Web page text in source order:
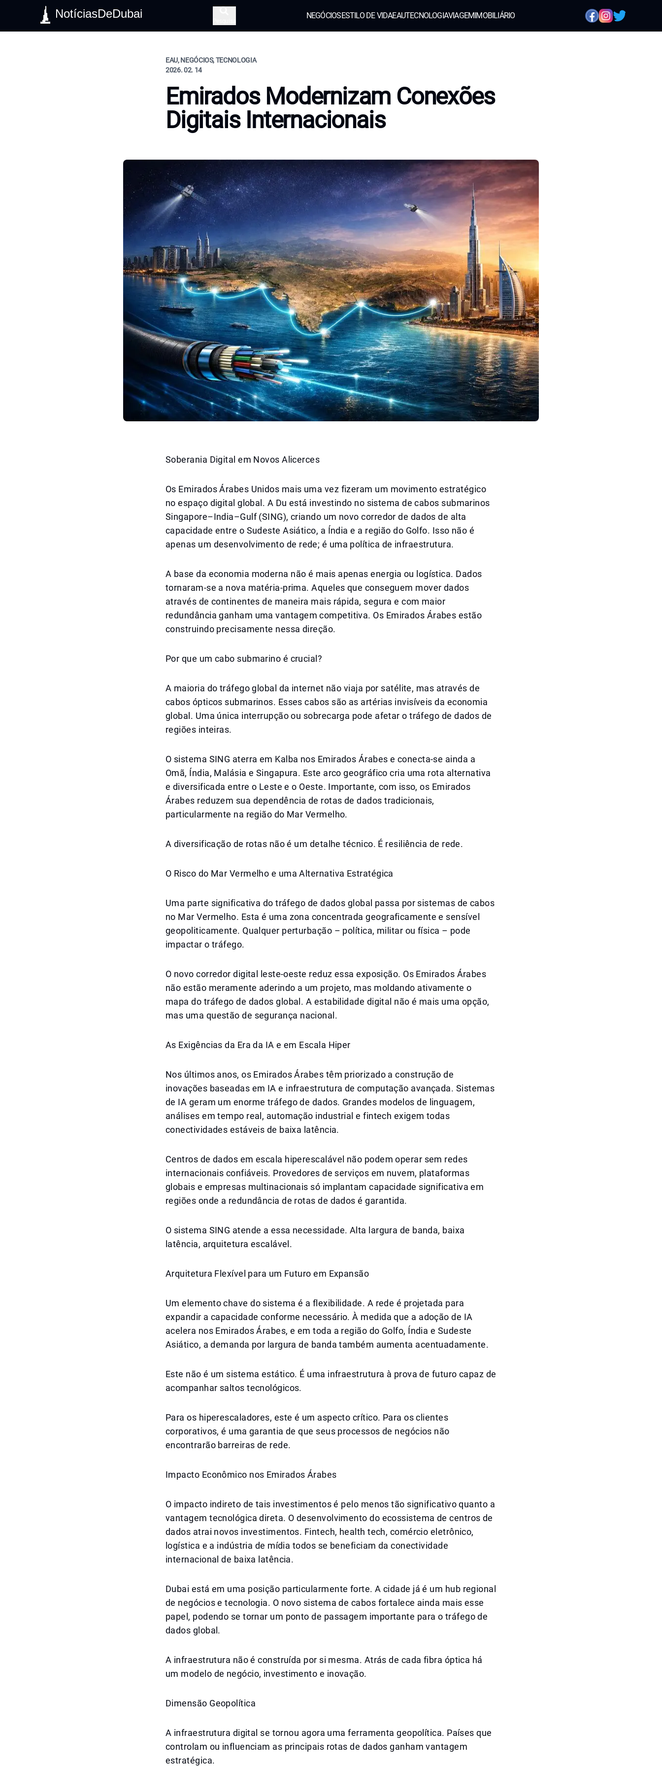
NotíciasDeDubai NEGÓCIOSESTILO DE VIDAEAUTECNOLOGIAVIAGEMIMOBILIÁRIO
EAU, NEGÓCIOS, TECNOLOGIA
2026. 02. 14
Emirados Modernizam Conexões
Digitais Internacionais
Soberania Digital em Novos Alicerces
Os Emirados Árabes Unidos mais uma vez fizeram um movimento estratégico
no espaço digital global. A Du está investindo no sistema de cabos submarinos
Singapore–India–Gulf (SING), criando um novo corredor de dados de alta
capacidade entre o Sudeste Asiático, a Índia e a região do Golfo. Isso não é
apenas um desenvolvimento de rede; é uma política de infraestrutura.
A base da economia moderna não é mais apenas energia ou logística. Dados
tornaram-se a nova matéria-prima. Aqueles que conseguem mover dados
através de continentes de maneira mais rápida, segura e com maior
redundância ganham uma vantagem competitiva. Os Emirados Árabes estão
construindo precisamente nessa direção.
Por que um cabo submarino é crucial?
A maioria do tráfego global da internet não viaja por satélite, mas através de
cabos ópticos submarinos. Esses cabos são as artérias invisíveis da economia
global. Uma única interrupção ou sobrecarga pode afetar o tráfego de dados de
regiões inteiras.
O sistema SING aterra em Kalba nos Emirados Árabes e conecta-se ainda a
Omã, Índia, Malásia e Singapura. Este arco geográfico cria uma rota alternativa
e diversificada entre o Leste e o Oeste. Importante, com isso, os Emirados
Árabes reduzem sua dependência de rotas de dados tradicionais,
particularmente na região do Mar Vermelho.
A diversificação de rotas não é um detalhe técnico. É resiliência de rede.
O Risco do Mar Vermelho e uma Alternativa Estratégica
Uma parte significativa do tráfego de dados global passa por sistemas de cabos
no Mar Vermelho. Esta é uma zona concentrada geograficamente e sensível
geopoliticamente. Qualquer perturbação – política, militar ou física – pode
impactar o tráfego.
O novo corredor digital leste-oeste reduz essa exposição. Os Emirados Árabes
não estão meramente aderindo a um projeto, mas moldando ativamente o
mapa do tráfego de dados global. A estabilidade digital não é mais uma opção,
mas uma questão de segurança nacional.
As Exigências da Era da IA e em Escala Hiper
Nos últimos anos, os Emirados Árabes têm priorizado a construção de
inovações baseadas em IA e infraestrutura de computação avançada. Sistemas
de IA geram um enorme tráfego de dados. Grandes modelos de linguagem,
análises em tempo real, automação industrial e fintech exigem todas
conectividades estáveis de baixa latência.
Centros de dados em escala hiperescalável não podem operar sem redes
internacionais confiáveis. Provedores de serviços em nuvem, plataformas
globais e empresas multinacionais só implantam capacidade significativa em
regiões onde a redundância de rotas de dados é garantida.
O sistema SING atende a essa necessidade. Alta largura de banda, baixa
latência, arquitetura escalável.
Arquitetura Flexível para um Futuro em Expansão
Um elemento chave do sistema é a flexibilidade. A rede é projetada para
expandir a capacidade conforme necessário. À medida que a adoção de IA
acelera nos Emirados Árabes, e em toda a região do Golfo, Índia e Sudeste
Asiático, a demanda por largura de banda também aumenta acentuadamente.
Este não é um sistema estático. É uma infraestrutura à prova de futuro capaz de
acompanhar saltos tecnológicos.
Para os hiperescaladores, este é um aspecto crítico. Para os clientes
corporativos, é uma garantia de que seus processos de negócios não
encontrarão barreiras de rede.
Impacto Econômico nos Emirados Árabes
O impacto indireto de tais investimentos é pelo menos tão significativo quanto a
vantagem tecnológica direta. O desenvolvimento do ecossistema de centros de
dados atrai novos investimentos. Fintech, health tech, comércio eletrônico,
logística e a indústria de mídia todos se beneficiam da conectividade
internacional de baixa latência.
Dubai está em uma posição particularmente forte. A cidade já é um hub regional
de negócios e tecnologia. O novo sistema de cabos fortalece ainda mais esse
papel, podendo se tornar um ponto de passagem importante para o tráfego de
dados global.
A infraestrutura não é construída por si mesma. Atrás de cada fibra óptica há
um modelo de negócio, investimento e inovação.
Dimensão Geopolítica
A infraestrutura digital se tornou agora uma ferramenta geopolítica. Países que
controlam ou influenciam as principais rotas de dados ganham vantagem
estratégica.